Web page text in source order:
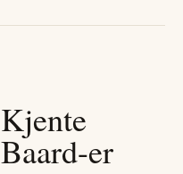
Kjente
Baard-er